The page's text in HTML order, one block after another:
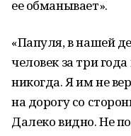
ее обманывает».
«Папуля, в нашей
человек за три
никогда. Я им не
на дорогу со
Далеко видно. Не